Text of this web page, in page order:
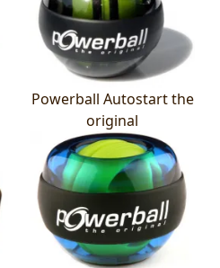
Powerball Autostart the
original